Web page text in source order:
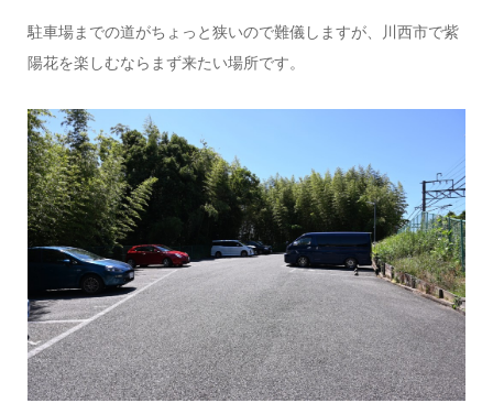
駐車場までの道がちょっと狭いので難儀しますが、川西市で紫
陽花を楽しむならまず来たい場所です。